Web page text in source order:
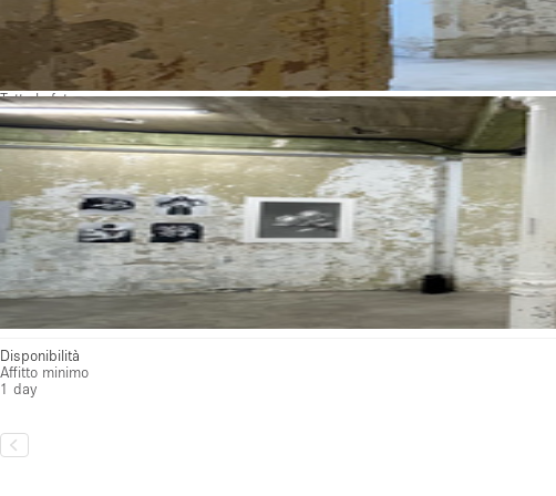
Tutte le foto
Disponibilità
Affitto minimo
1 day